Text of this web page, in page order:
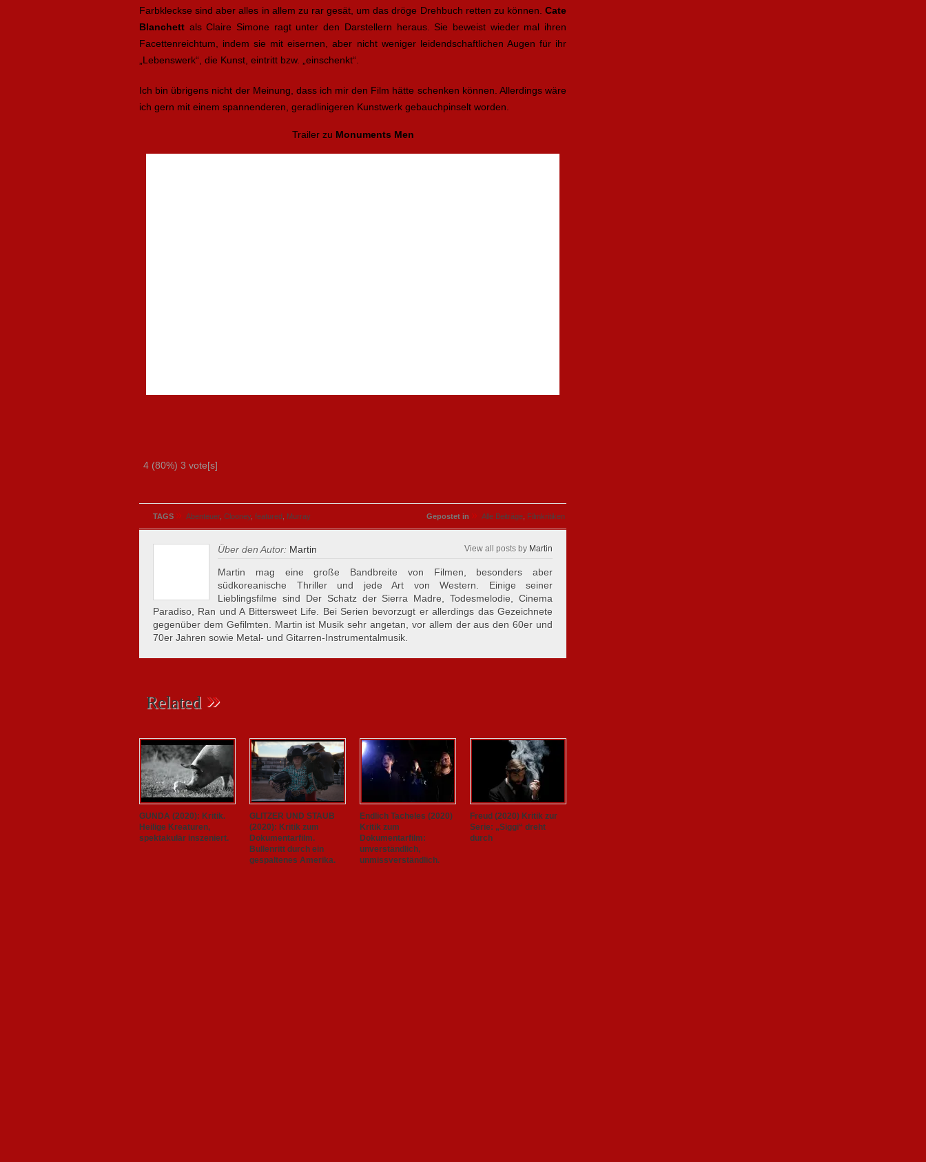
Farbkleckse sind aber alles in allem zu rar gesät, um das dröge Drehbuch retten zu können. Cate
Blanchett als Claire Simone ragt unter den Darstellern heraus. Sie beweist wieder mal ihren
Facettenreichtum, indem sie mit eisernen, aber nicht weniger leidendschaftlichen Augen für ihr
„Lebenswerk“, die Kunst, eintritt bzw. „einschenkt“.
Ich bin übrigens nicht der Meinung, dass ich mir den Film hätte schenken können. Allerdings wäre
ich gern mit einem spannenderen, geradlinigeren Kunstwerk gebauchpinselt worden.
Trailer zu Monuments Men
4 (80%) 3 vote[s]
TAGS » Abenteuer, Clooney, featured Murray Gepostet in » Alle Beiträge Filmkritiken
Über den Autor: Martin View all posts by Martin
Martin mag eine große Bandbreite von Filmen, besonders aber
südkoreanische Thriller und jede Art von Western. Einige seiner
Lieblingsfilme sind Der Schatz der Sierra Madre, Todesmelodie, Cinema
Paradiso, Ran und A Bittersweet Life. Bei Serien bevorzugt er allerdings das Gezeichnete
gegenüber dem Gefilmten. Martin ist Musik sehr angetan, vor allem der aus den 60er und
70er Jahren sowie Metal- und Gitarren-Instrumentalmusik.
Related »
GUNDA (2020): Kritik.
Heilige Kreaturen,
spektakulär inszeniert.
GLITZER UND STAUB
(2020): Kritik zum
Dokumentarfilm.
Bullenritt durch ein
gespaltenes Amerika.
Endlich Tacheles (2020)
Kritik zum
Dokumentarfilm:
unverständlich,
unmissverständlich.
Freud (2020) Kritik zur
Serie: „Siggi“ dreht
durch